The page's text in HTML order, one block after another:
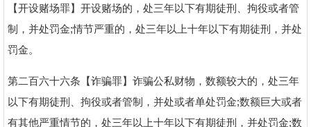
【开设赌场罪】开设赌场的，处三年以下有期徒刑、拘役或者管
制，并处罚金;情节严重的，处三年以上十年以下有期徒刑，并处
罚金。
第二百六十六条【诈骗罪】诈骗公私财物，数额较大的，处三年
以下有期徒刑、拘役或者管制，并处或者单处罚金;数额巨大或者
有其他严重情节的，处三年以上十年以下有期徒刑，并处罚金;数